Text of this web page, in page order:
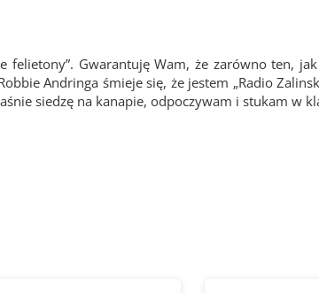
felietony”. Gwarantuję Wam, że zarówno ten,
Andringa śmieje się, że jestem „Radio
siedzę na kanapie, odpoczywam i stukam w